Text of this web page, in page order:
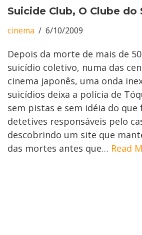
Suicide Club, O Clube do
cinema 6/10/2009
Depois da morte de mais de
suicídio coletivo, numa das
cinema japonês, uma onda
suicídios deixa a polícia de
sem pistas e sem idéia do que
detetives responsáveis pelo
descobrindo um site que
das mortes antes que… Read